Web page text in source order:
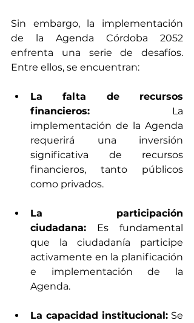
Sin embargo, la implementación
de la Agenda Córdoba 2052
enfrenta una serie de desafíos.
Entre ellos, se encuentran:
La falta de recursos
financieros: La
implementación de la Agenda
requerirá una inversión
significativa de recursos
financieros, tanto públicos
como privados.
La participación
ciudadana: Es fundamental
que la ciudadanía participe
activamente en la planificación
e implementación de la
Agenda.
La capacidad institucional: Se